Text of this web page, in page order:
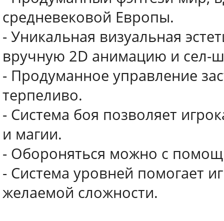
средневековой Европы.
- Уникальная визуальная
вручную 2D анимацию и сел-
- Продуманное управление
терпеливо.
- Система боя позволяет
и магии.
- Обороняться можно с
- Система уровней помогает
желаемой сложности.